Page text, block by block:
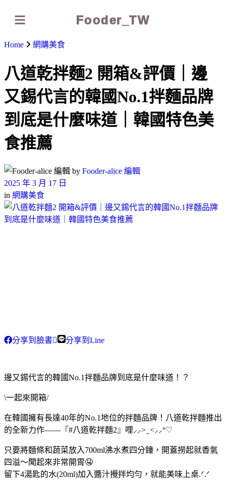
Fooder_TW
Home 網購美食
八道乾拌麵2 開箱&評價｜邊
又錫代言的韓國No.1拌麵品牌
到底是什麼味道｜韓國特色美
食推薦
by Fooder-alice 編輯
2025 年 3 月 17 日
in 網購美食
分享到臉書 分享到Line
邊又錫代言的韓國No.1拌麵品牌到底是什麼味道！？
\一起來開箱/
在韓國擁有長達40年的No.1地位的拌麵品牌！八道乾拌麵推出
的全新力作——『#八道乾拌麵2』哩⸝⸝> ̫ <⸝⸝ᐡ♡
只要將麵條和蔬菜放入700ml沸水煮四分鐘，開蓋撈起就香氣
四溢～聞起來非常開胃🤤
留下4湯匙的水(20ml)加入醬汁攪拌均勻，就能美味上桌.ᐟ‪‪‪.ᐟ‪‪‪